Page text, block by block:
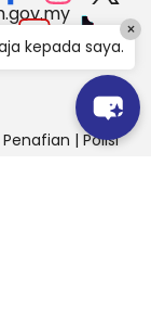
Penafian | Polisi
kepada saya.
×